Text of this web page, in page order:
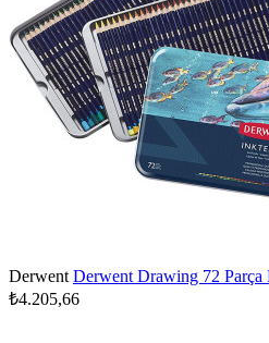
Derwent Derwent Drawing 72
₺4.205,66